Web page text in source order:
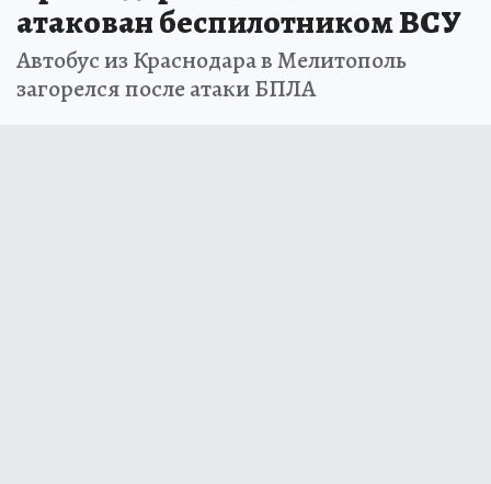
атакован беспилотником ВСУ
Автобус из Краснодара в Мелитополь
загорелся после атаки БПЛА